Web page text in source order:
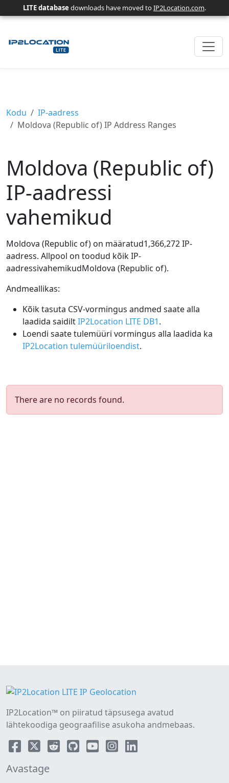
LITE database downloads have moved toIP2Location.com.
Kodu
IP-aadress
Moldova (Republic of) IP Address Ranges
Moldova (Republic of)
IP-aadressi
vahemikud
Moldova (Republic of) on määratud1,366,272 IP-
aadress. Allpool on toodud kõik IP-
aadressivahemikudMoldova (Republic of).
Andmeallikas:
Kõik tasuta CSV-vormingus andmed saate alla
laadida saidiltIP2Location LITE DB1.
Loendi saate tulemüüri vormingus alla laadida ka
IP2Location tulemüüriloendist.
There are no records found.
IP2Location™ on piiratud täpsusega avatud
lähtekoodiga geograafilise asukoha andmebaas.
Avastage